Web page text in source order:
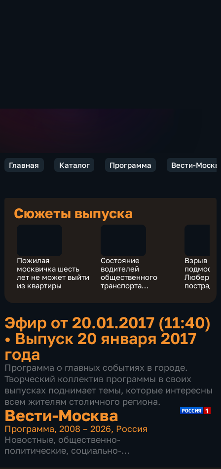
Главная Каталог Программа Вести-
Сюжеты выпуска
Пожилая
москвичка шесть
лет не может выйти
из квартиры
Состояние
водителей
общественного
транспорта
Взрыв
Эфир от 20.01.2017 (11:40)
• Выпуск 20 января 2017
года
Программа о главных событиях в городе.
Творческий коллектив программы в своих
выпусках поднимает темы, которые интересны
всем жителям столичного региона.
Вести-Москва
Программа,2008 – 2026, Россия
Новостные, общественно-
политические, социально-